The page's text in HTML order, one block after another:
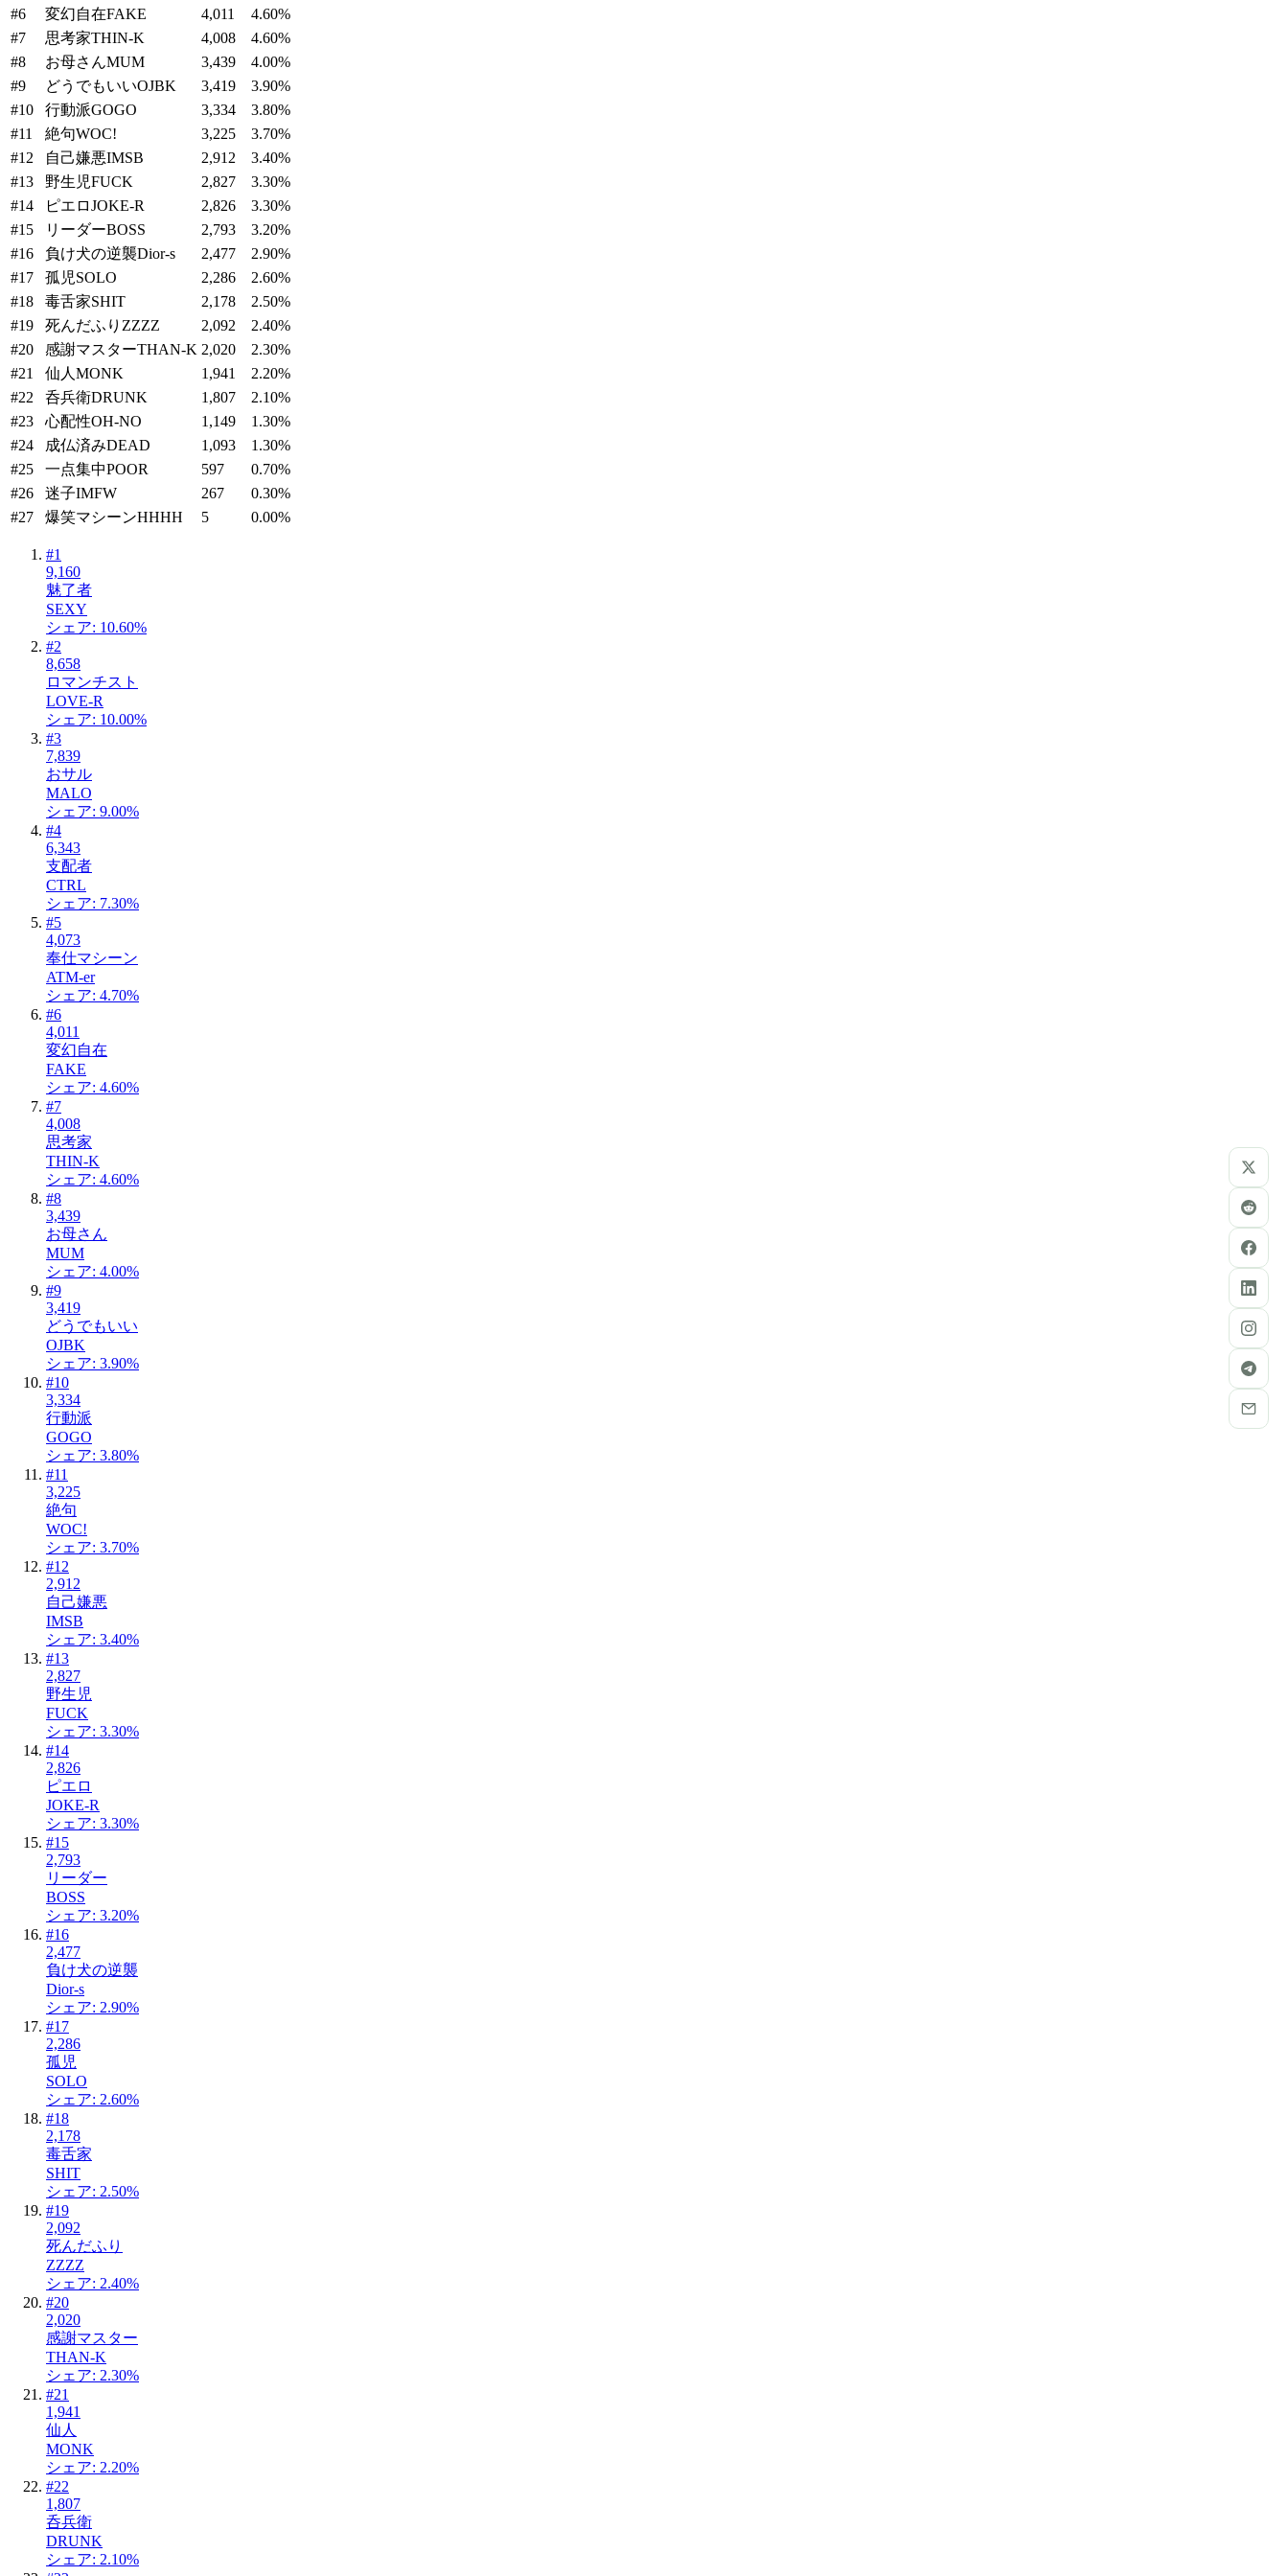
#6 変幻自在FAKE 4,011 4.60%
#7 思考家THIN-K 4,008 4.60%
#8 お母さんMUM 3,439 4.00%
#9 どうでもいいOJBK 3,419 3.90%
#10 行動派GOGO 3,334 3.80%
#11 絶句WOC! 3,225 3.70%
#12 自己嫌悪IMSB 2,912 3.40%
#13 野生児FUCK 2,827 3.30%
#14 ピエロJOKE-R 2,826 3.30%
#15 リーダーBOSS 2,793 3.20%
#16 負け犬の逆襲Dior-s 2,477 2.90%
#17 孤児SOLO 2,286 2.60%
#18 毒舌家SHIT 2,178 2.50%
#19 死んだふり ZZZZ 2,092 2.40%
#20 感謝マスターTHAN-K 2,020 2.30%
#21 仙人 MONK 1,941 2.20%
#22 呑兵衛DRUNK 1,807 2.10%
#23 心配性OH-NO 1,149 1.30%
#24 成仏済みDEAD 1,093 1.30%
#25 一点集中POOR 597 0.70%
#26 迷子IMFW 267 0.30%
#27 爆笑マシーンHHHH 5 0.00%
#1
9,160
魅了者
SEXY
シェア: 10.60%
#2
8,658
ロマンチスト
LOVE-R
シェア: 10.00%
#3
7,839
おサル
MALO
シェア: 9.00%
#4
6,343
支配者
CTRL
シェア: 7.30%
#5
4,073
奉仕マシーン
ATM-er
シェア: 4.70%
#6
4,011
変幻自在
FAKE
シェア: 4.60%
#7
4,008
思考家
THIN-K
シェア: 4.60%
#8
3,439
お母さん
MUM
シェア: 4.00%
#9
3,419
どうでもいい
OJBK
シェア: 3.90%
#10
3,334
行動派
GOGO
シェア: 3.80%
#11
3,225
絶句
WOC!
シェア: 3.70%
#12
2,912
自己嫌悪
IMSB
シェア: 3.40%
#13
2,827
野生児
FUCK
シェア: 3.30%
#14
2,826
ピエロ
JOKE-R
シェア: 3.30%
#15
2,793
リーダー
BOSS
シェア: 3.20%
#16
2,477
負け犬の逆襲
Dior-s
シェア: 2.90%
#17
2,286
孤児
SOLO
シェア: 2.60%
#18
2,178
毒舌家
SHIT
シェア: 2.50%
#19
2,092
死んだふり
ZZZZ
シェア: 2.40%
#20
2,020
感謝マスター
THAN-K
シェア: 2.30%
#21
1,941
仙人
MONK
シェア: 2.20%
#22
1,807
呑兵衛
DRUNK
シェア: 2.10%